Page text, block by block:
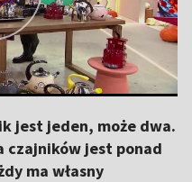
jest jeden, może dwa.
czajników jest ponad
ma własny